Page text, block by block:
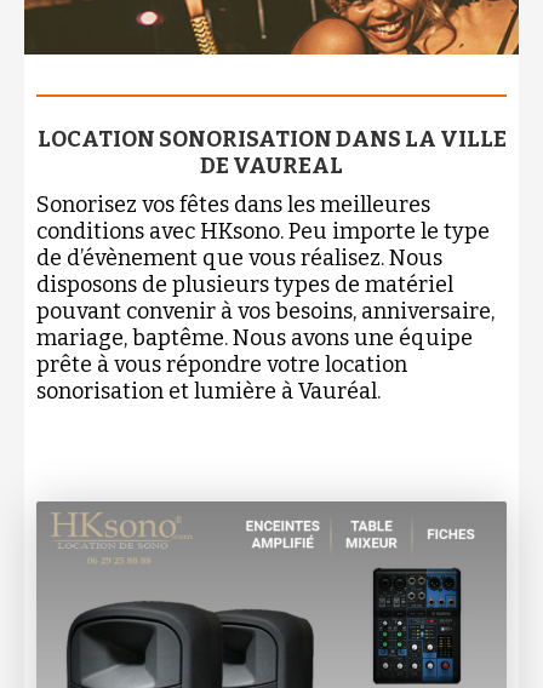
LOCATION SONORISATION DANS LA VILLE
DE VAUREAL
Sonorisez vos fêtes dans les meilleures
conditions avec HKsono. Peu importe le type
de d’évènement que vous réalisez. Nous
disposons de plusieurs types de matériel
pouvant convenir à vos besoins, anniversaire,
mariage, baptême. Nous avons une équipe
prête à vous répondre votre location
sonorisation et lumière à Vauréal.